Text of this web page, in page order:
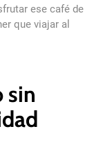
ese café de
que viajar al
sin